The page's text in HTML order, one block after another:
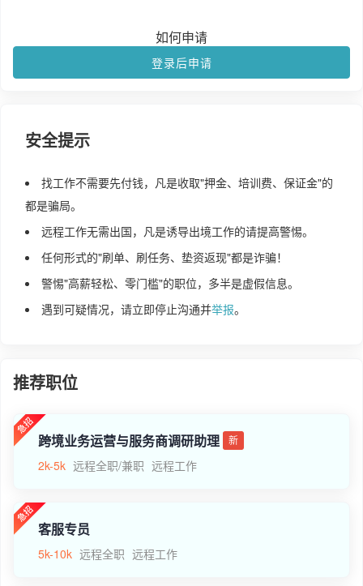
如何申请
登录后申请
安全提示
找工作不需要先付钱，凡是收取"押金、培训费、保证金"的
都是骗局。
远程工作无需出国，凡是诱导出境工作的请提高警惕。
任何形式的"刷单、刷任务、垫资返现"都是诈骗！
警惕"高薪轻松、零门槛"的职位，多半是虚假信息。
遇到可疑情况，请立即停止沟通并举报。
推荐职位
跨境业务运营与服务商调研助理 新
2k-5k 远程全职/兼职 远程工作
客服专员
5k-10k 远程全职 远程工作